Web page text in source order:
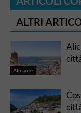
ALTRI
Alicante